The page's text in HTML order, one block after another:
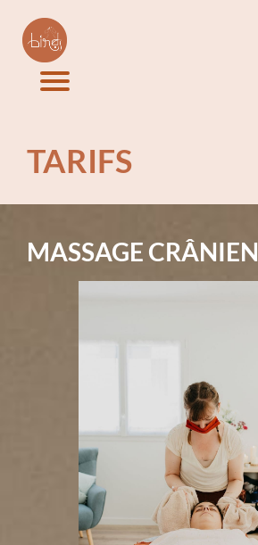
TARIFS
MASSAGE CRÂNIEN